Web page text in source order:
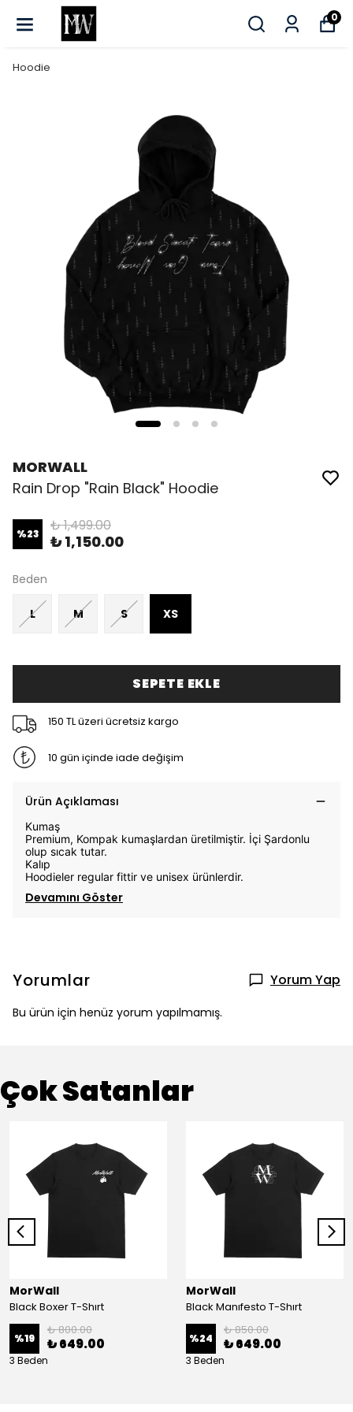
0
Hoodie
MORWALL
Rain Drop "Rain Black" Hoodie
%23 ₺ 1,499.00
₺ 1,150.00
Beden
L M S XS
SEPETE EKLE
150 TL üzeri ücretsiz kargo
10 gün içinde iade değişim
Ürün Açıklaması
Kumaş
Premium, Kompak kumaşlardan üretilmiştir. İçi Şardonlu
olup sıcak tutar.
Kalıp
Hoodieler regular fittir ve unisex ürünlerdir.
Devamını Göster
Yorumlar Yorum Yap
Bu ürün için henüz yorum yapılmamış.
Çok Satanlar
MorWall
Black Boxer T-Shırt
%19
₺ 800.00
₺ 649.00
3 Beden
MorWall
Black Manıfesto T-Shırt
%24
₺ 850.00
₺ 649.00
3 Beden